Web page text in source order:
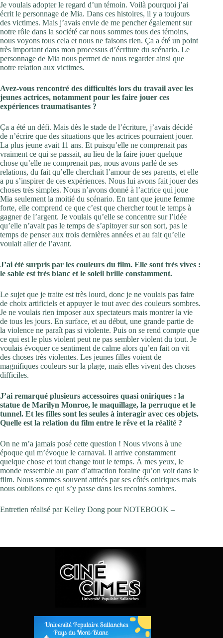
Je voulais adopter le regard d’un témoin. Voilà pourquoi j’ai
écrit le personnage de Mia. Dans ces histoires, il y a toujours
des victimes. Mais j’avais envie de me pencher également sur
notre rôle dans la société car nous sommes tous des témoins,
nous voyons tous cela et nous ne faisons rien. Ça a été un point
très important dans mon processus d’écriture du scénario. Le
personnage de Mia nous permet de nous regarder ainsi que
notre relation aux victimes.
Avez-vous rencontré des difficultés lors du travail avec les
jeunes actrices, notamment pour les faire jouer ces
expériences traumatisantes ?
Ça a été un défi. Mais dès le stade de l’écriture, j’avais décidé
de n’écrire que des situations que les actrices pourraient jouer.
La plus jeune avait 11 ans. Et puisqu’elle ne comprenait pas
vraiment ce qui se passait, au lieu de la faire jouer quelque
chose qu’elle ne comprenait pas, nous avons parlé de ses
relations, du fait qu’elle cherchait l’amour de ses parents, et elle
a pu s’inspirer de ces expériences. Nous lui avons fait jouer des
choses très simples. Nous n’avons donné à l’actrice qui joue
Mia seulement la moitié du scénario. En tant que jeune femme
forte, elle comprend ce que c’est que chercher tout le temps à
gagner de l’argent. Je voulais qu’elle se concentre sur l’idée
qu’elle n’avait pas le temps de s’apitoyer sur son sort, pas le
temps de penser aux trois dernières années et au fait qu’elle
voulait aller de l’avant.
J’ai été surpris par les couleurs du film. Elle sont très vives :
le sable est très blanc et le soleil brille constamment.
Le sujet que je traite est très lourd, donc je ne voulais pas faire
de choix artificiels et appuyer le tout avec des couleurs sombres.
Je ne voulais rien imposer aux spectateurs mais montrer la vie
de tous les jours. En surface, et au début, une grande partie de
la violence ne paraît pas si violente. Puis on se rend compte que
ce qui est le plus violent peut ne pas sembler violent du tout. Je
voulais évoquer ce sentiment de calme alors qu’en fait on vit
des choses très violentes. Les jeunes filles voient de
magnifiques couleurs sur la plage, mais elles vivent des choses
difficiles.
J’ai remarqué plusieurs accessoires quasi oniriques : la
statue de Marilyn Monroe, le maquillage, la perruque et le
tunnel. Et les filles sont les seules à interagir avec ces objets.
Quelle est la relation du film entre le rêve et la réalité ?
On ne m’a jamais posé cette question ! Nous vivons à une
époque qui m’évoque le carnaval. Il arrive constamment
quelque chose et tout change tout le temps. À mes yeux, le
monde ressemble au parc d’attraction foraine qu’on voit dans le
film. Nous sommes souvent attirés par ses côtés oniriques mais
nous oublions ce qui s’y passe dans les recoins sombres.
Entretien réalisé par Kelley Dong pour NOTEBOOK –